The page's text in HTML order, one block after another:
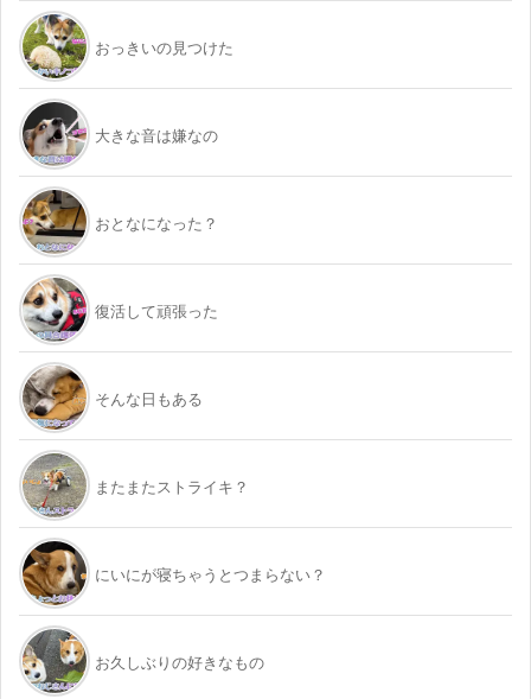
おっきいの見つけた
大きな音は嫌なの
おとなになった？
復活して頑張った
そんな日もある
またまたストライキ？
にいにが寝ちゃうとつまらない？
お久しぶりの好きなもの